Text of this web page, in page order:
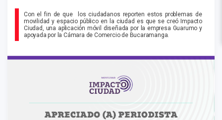
Con el fin de que los ciudadanos reporten estos problemas de
movilidad y espacio público en la ciudad es que se creó Impacto
Ciudad, una aplicación móvil diseñada por la empresa Guarumo y
apoyada por la Cámara de Comercio de Bucaramanga.